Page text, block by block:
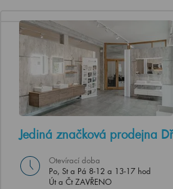
Jediná značková prodejna
Otevírací doba
Po, St a Pá 8-12 a 13-17 hod
Út a Čt ZAVŘENO